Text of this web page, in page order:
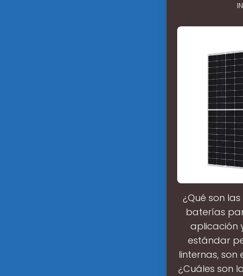
¿Qué son
baterías
aplicación
estándar
linternas,
¿Cuáles son